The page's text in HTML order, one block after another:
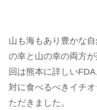
山も海もあり豊かな
の幸と山の幸の両方
回は熊本に詳しい
対に食べるべきイチ
ただきました。